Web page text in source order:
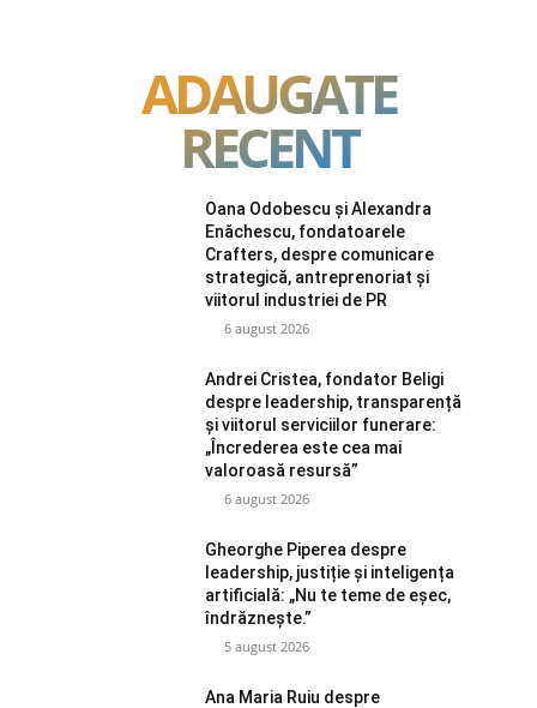
ADAUGATE
RECENT
Oana Odobescu și Alexandra
Enăchescu, fondatoarele
Crafters, despre comunicare
strategică, antreprenoriat și
viitorul industriei de PR
6 august 2026
Andrei Cristea, fondator Beligi
despre leadership, transparență
și viitorul serviciilor funerare:
„Încrederea este cea mai
valoroasă resursă”
6 august 2026
Gheorghe Piperea despre
leadership, justiție și inteligența
artificială: „Nu te teme de eșec,
îndrăznește.”
5 august 2026
Ana Maria Ruiu despre